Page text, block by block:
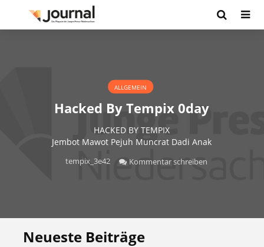
ALLGEMEIN
Hacked By Tempix 0day
HACKED BY TEMPIX
Jembot Mawot Pejuh Muncrat Dadi Anak
tempix_3e42 Kommentar schreiben
Neueste Beiträge